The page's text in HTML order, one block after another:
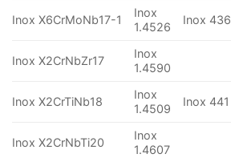
Inox X6CrMoNb17-1
Inox
1.4526
Inox 436
Inox X2CrNbZr17
Inox
1.4590
Inox X2CrTiNb18
Inox
1.4509
Inox 441
Inox X2CrNbTi20
Inox
1.4607